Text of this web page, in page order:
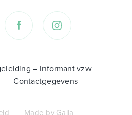
– Informant vzw
Contactgegevens